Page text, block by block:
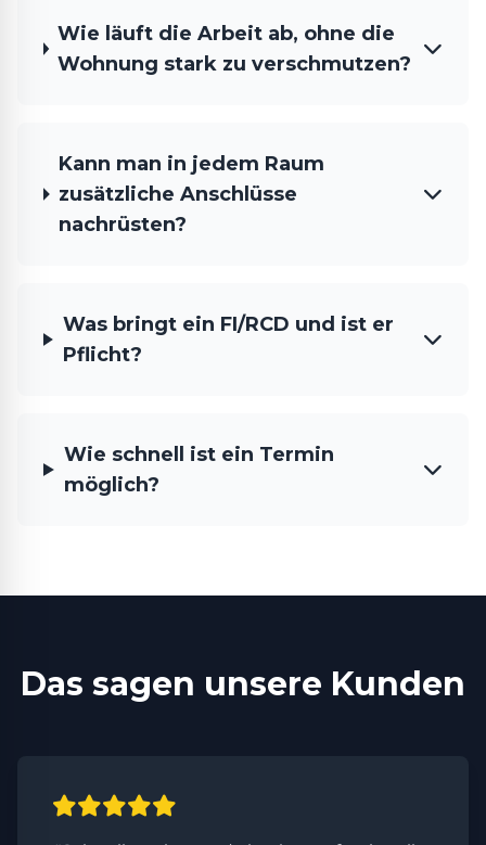
Wie läuft die Arbeit ab, ohne die
Wohnung stark zu verschmutzen?
Kann man in jedem Raum
zusätzliche Anschlüsse
nachrüsten?
Was bringt ein FI/RCD und ist er
Pflicht?
Wie schnell ist ein Termin
möglich?
Das sagen unsere Kunden